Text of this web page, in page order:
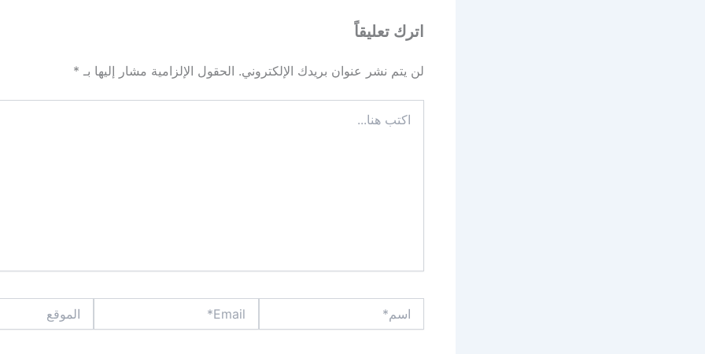
اترك تعليقاً
لن يتم نشر عنوان بريدك الإلكتروني. الحقول الإلزامية مشار إليها بـ *
هنا...